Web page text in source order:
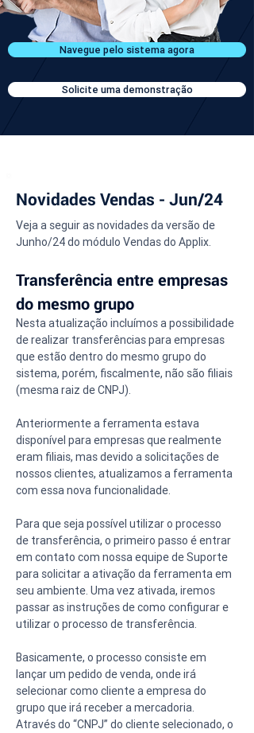
Navegue pelo sistema agora
Solicite uma demonstração
Novidades Vendas - Jun/24
Veja a seguir as novidades da versão de
Junho/24 do módulo Vendas do Applix.
Transferência entre empresas
do mesmo grupo
Nesta atualização incluímos a possibilidade
de realizar transferências para empresas
que estão dentro do mesmo grupo do
sistema, porém, fiscalmente, não são filiais
(mesma raiz de CNPJ).
Anteriormente a ferramenta estava
disponível para empresas que realmente
eram filiais, mas devido a solicitações de
nossos clientes, atualizamos a ferramenta
com essa nova funcionalidade.
Para que seja possível utilizar o processo
de transferência, o primeiro passo é entrar
em contato com nossa equipe de Suporte
para solicitar a ativação da ferramenta em
seu ambiente. Uma vez ativada, iremos
passar as instruções de como configurar e
utilizar o processo de transferência.
Basicamente, o processo consiste em
lançar um pedido de venda, onde irá
selecionar como cliente a empresa do
grupo que irá receber a mercadoria.
Através do “CNPJ” do cliente selecionado, o